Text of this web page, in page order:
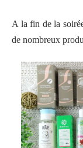
A la fin de la
de nombreux